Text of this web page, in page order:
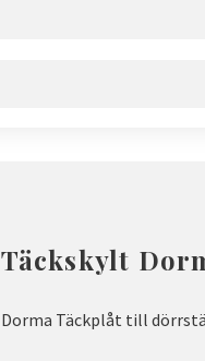
Täckskylt
Dorma Täckplåt till